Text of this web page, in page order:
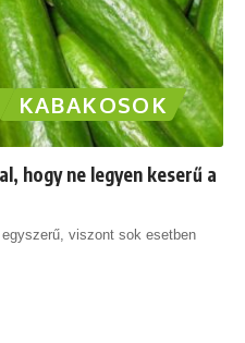
KABAKOSOK
hogy ne legyen keserű a
viszont sok esetben